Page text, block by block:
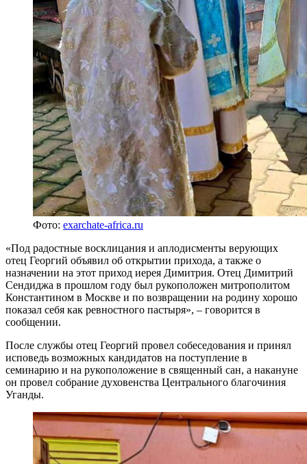
Фото: exarchate-africa.ru
«Под радостные восклицания и аплодисменты верующих
отец Георгий объявил об открытии прихода, а также о
назначении на этот приход иерея Димитрия. Отец Димитрий
Сендиджа в прошлом году был рукоположен митрополитом
Константином в Москве и по возвращении на родину хорошо
показал себя как ревностного пастыря», – говорится в
сообщении.
После службы отец Георгий провел собеседования и принял
исповедь возможных кандидатов на поступление в
семинарию и на рукоположение в священный сан, а накануне
он провел собрание духовенства Центрального благочиния
Уганды.